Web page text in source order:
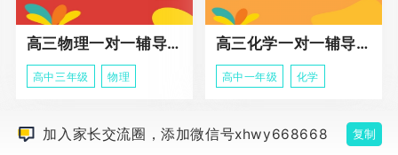
高三物理一对一辅导课程
高中三年级 物理
高三化学一对一辅导课程
高中一年级 化学
加入家长交流圈，添加微信号xhwy668668 复制